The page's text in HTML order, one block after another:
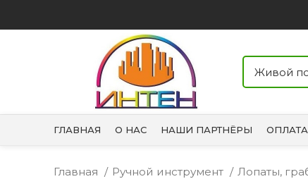
ГЛАВНАЯ О НАС НАШИ ПАРТНЁРЫ ОПЛАТА
Главная Ручной инструмент Лопаты,